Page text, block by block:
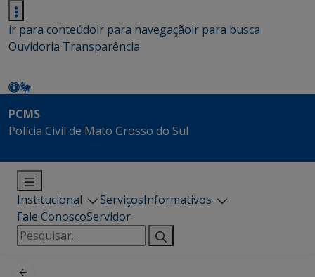
ir para conteúdoir para navegaçãoir para busca
Ouvidoria Transparência
PCMS
Polícia Civil de Mato Grosso do Sul
Institucional ServiçosInformativos
Fale ConoscoServidor
Pesquisar
por: